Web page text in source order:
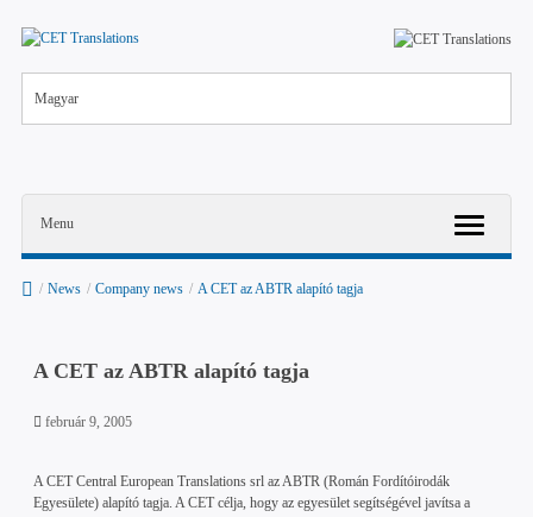
Magyar
Menu
/ News / Company news / A CET az ABTR alapító tagja
A CET az ABTR alapító tagja
február 9, 2005
A CET Central European Translations srl az ABTR (Román Fordítóirodák
Egyesülete) alapító tagja. A CET célja, hogy az egyesület segítségével javítsa a